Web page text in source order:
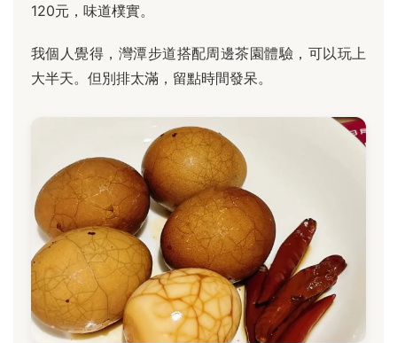
120元，味道樸實。
我個人覺得，灣潭步道搭配周邊茶園體驗，可以玩上
大半天。但別排太滿，留點時間發呆。